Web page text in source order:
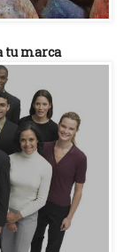
tu marca